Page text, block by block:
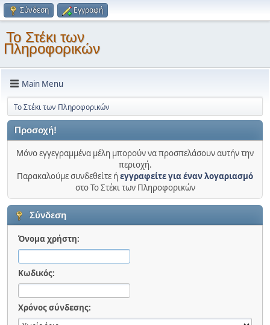
Σύνδεση Εγγραφή
Το Στέκι των
Πληροφορικών
Main Menu
Το Στέκι των Πληροφορικών
Προσοχή!
Μόνο εγγεγραμμένα μέλη μπορούν να προσπελάσουν αυτήν την
περιοχή.
Παρακαλούμε συνδεθείτε ήεγγραφείτε για έναν λογαριασμό
στο Το Στέκι των Πληροφορικών
Σύνδεση
Όνομα χρήστη:
Κωδικός:
Χρόνος σύνδεσης: